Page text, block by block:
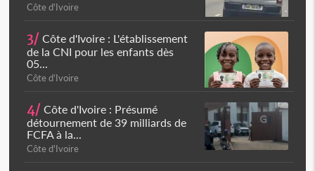
Côte d'Ivoire
3/ Côte d'Ivoire : L'établissement
de la CNI pour les enfants dès
05...
Côte d'Ivoire
4/ Côte d'Ivoire : Présumé
détournement de 39 milliards de
FCFA à la...
Côte d'Ivoire